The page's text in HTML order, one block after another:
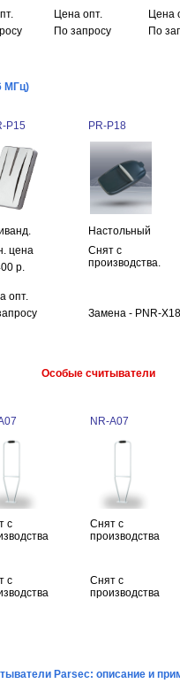
Цена опт.
По запросу
Цена
По
МГц)
P15 PR-P18
Настольный
цена
р.
опт.
Снят с
производства.
Замена - PNR-X18
Особые считыватели
NR-A07
с
Снят с
производства
с
Снят с
производства
Parsec: описание и